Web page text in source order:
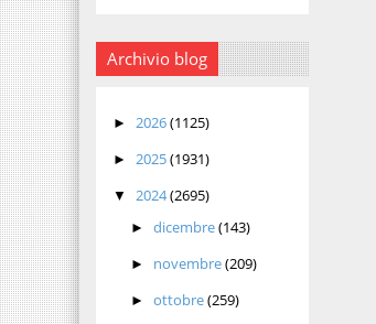
Archivio blog
► 2026(1125)
► 2025(1931)
▼ 2024(2695)
► dicembre(143)
► novembre(209)
► ottobre(259)